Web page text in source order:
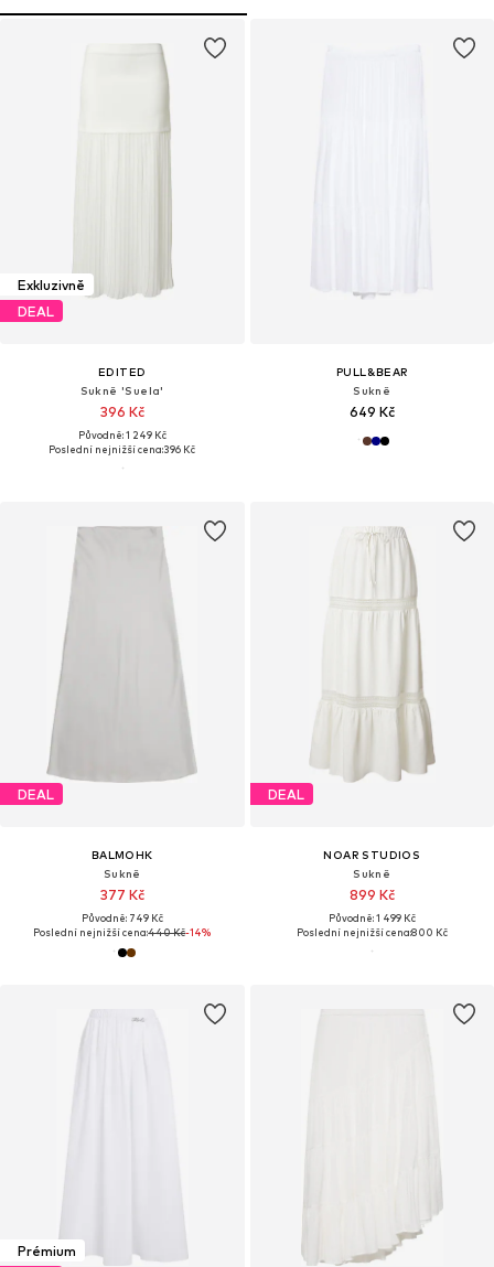
Exkluzivně
DEAL
EDITED
Sukně 'Suela'
396 Kč
Původně: 1 249 Kč
Poslední nejnižší cena:396 Kč
PULL&BEAR
Sukně
649 Kč
DEAL
BALMOHK
Sukně
377 Kč
Původně: 749 Kč
Poslední nejnižší cena:440 Kč-14%
DEAL
NOAR STUDIOS
Sukně
899 Kč
Původně: 1 499 Kč
Poslední nejnižší cena:800 Kč
Prémium